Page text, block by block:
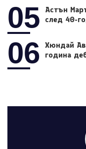
05
Астън
след 40-
06
Хюндай
година